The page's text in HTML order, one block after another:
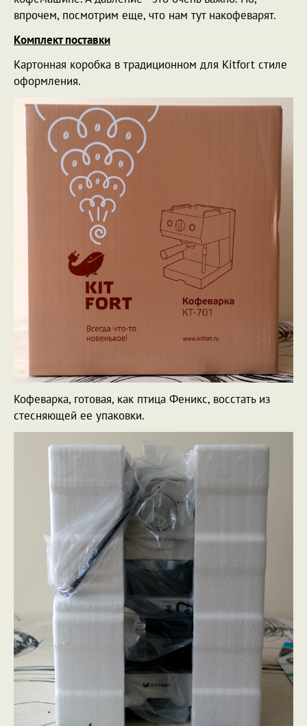
впрочем, посмотрим еще, что нам тут накофеварят.
Комплект поставки
Картонная коробка в традиционном для Kitfort стиле
оформления.
Кофеварка, готовая, как птица Феникс, восстать из
стесняющей ее упаковки.